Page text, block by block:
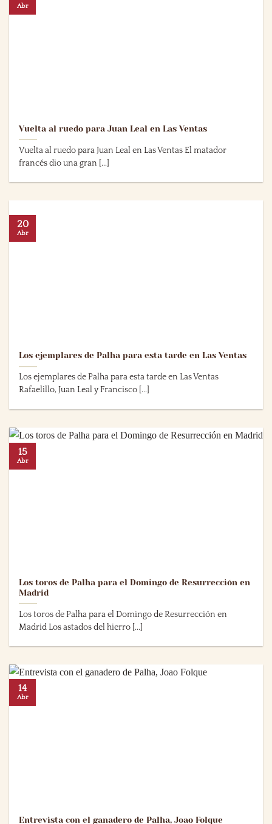
Vuelta al ruedo para Juan Leal en Las Ventas
Vuelta al ruedo para Juan Leal en Las Ventas El matador
francés dio una gran [...]
Abr
Los ejemplares de Palha para esta tarde en Las Ventas
Los ejemplares de Palha para esta tarde en Las Ventas
Rafaelillo, Juan Leal y Francisco [...]
20
Abr
Los toros de Palha para el Domingo de Resurrección en
Madrid
Los toros de Palha para el Domingo de Resurrección en
Madrid Los astados del hierro [...]
15
Abr
Entrevista con el ganadero de Palha, Joao Folque
14
Abr